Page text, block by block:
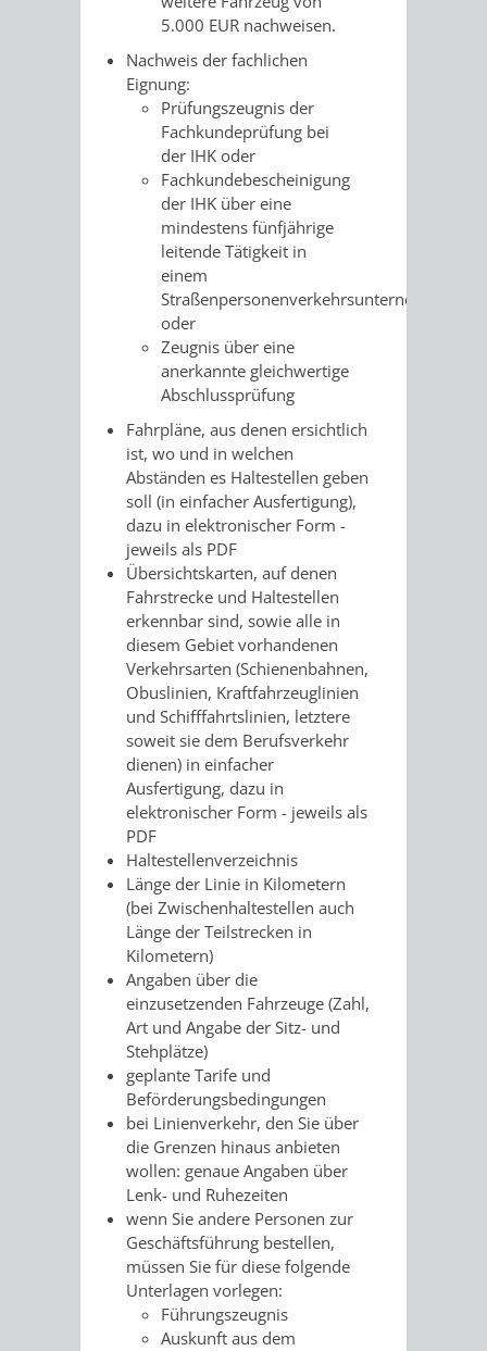
FRIEDHÖFE
BESTATTUNGSMÖGLICHKEITEN
WEINHEIM
FRIEDHÖFE
HOHENSACHSEN
FRIEDHOF
LÜTZELSACHSEN
FRIEDHOF
OBERFLOCKENBACH
FRIEDHOF
HEILIGKREUZ
FRIEDHOF
SULZBACH
KIRCHEN
THEATER
MUSEUM
VERANSTALTUNGEN
KINDER
IM
STADTBIBLIOTHEK
A
BIS
Z
AUSLEIHE
MEDIENANGEBOTE
ONLINE-
KATALOG
VERANSTALTUNGEN
AUSBILDUNG
&
PRAKTIKA
LEIHVERKEHR
DER
BIBLIOTHEK
SERVICE
FÜR
LEHRER/INNEN
&
ERZIEHER/INNEN
VERMIETUNG
RÄUMEN
KINO
VERANSTALTER
VERANSTALTUNGSRÄUME
STADTHALLE
ROLF-
HAUS
BÜRGERSAAL
IM
ALTEN
RATHAUS
STADTARCHIV
BENUTZUNG
/
BESTANDSÜBERSICHT
JÜDISCHE
IN
WEINHEIM
KRIEGERDENKMAL
NOTRUFNUMMERN
UND
PARTEIEN
SOZIALE
APP
EASYPARKEN
STADTPLAN /
GEOPORTAL
5.000 EUR nachweisen.
Nachweis der fachlichen
Eignung:
Prüfungszeugnis der
Fachkundeprüfung bei
der IHK oder
Fachkundebescheinigung
der IHK über eine
mindestens fünfjährige
leitende Tätigkeit in
einem
Straßenpersonenverkehrsunternehmen
oder
Zeugnis über eine
anerkannte gleichwertige
Abschlussprüfung
Fahrpläne, aus denen ersichtlich
ist, wo und in welchen
Abständen es Haltestellen geben
soll (in einfacher Ausfertigung),
dazu in elektronischer Form -
jeweils als PDF
Übersichtskarten, auf denen
Fahrstrecke und Haltestellen
erkennbar sind, sowie alle in
diesem Gebiet vorhandenen
Verkehrsarten (Schienenbahnen,
Obuslinien, Kraftfahrzeuglinien
und Schifffahrtslinien, letztere
soweit sie dem Berufsverkehr
dienen) in einfacher
Ausfertigung, dazu in
elektronischer Form - jeweils als
PDF
Haltestellenverzeichnis
Länge der Linie in Kilometern
(bei Zwischenhaltestellen auch
Länge der Teilstrecken in
Kilometern)
Angaben über die
einzusetzenden Fahrzeuge (Zahl,
Art und Angabe der Sitz- und
Stehplätze)
geplante Tarife und
Beförderungsbedingungen
bei Linienverkehr, den Sie über
die Grenzen hinaus anbieten
wollen: genaue Angaben über
Lenk- und Ruhezeiten
wenn Sie andere Personen zur
Geschäftsführung bestellen,
müssen Sie für diese folgende
Unterlagen vorlegen:
Führungszeugnis
Auskunft aus dem